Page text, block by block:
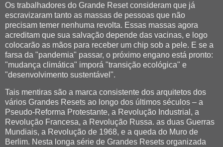
Os trabalhadores do Grande Reset consideram que já
escravizaram tanto as massas de pessoas que não
precisam temer nenhuma revolta. Essas massas agora
acreditam que sua salvação depende das vacinas, e logo
colocarão as mãos para receber um chip sob a pele. E se a
farsa da "pandemia" passar, o próximo engano está pronto:
"mudança climática" imporá "transição ecológica" e
"desenvolvimento sustentável".
Tais mentiras são a marca consistente dos arquitetos dos
vários Grandes Resets ao longo dos últimos séculos – a
Pseudo-Reforma Protestante, a Revolução Industrial, a
Revolução Francesa, a Revolução Russa. as duas Guerras
Mundiais, a Revolução de 1968, e a queda do Muro de
Berlim. Nesta longa série de Grandes Resets organizada